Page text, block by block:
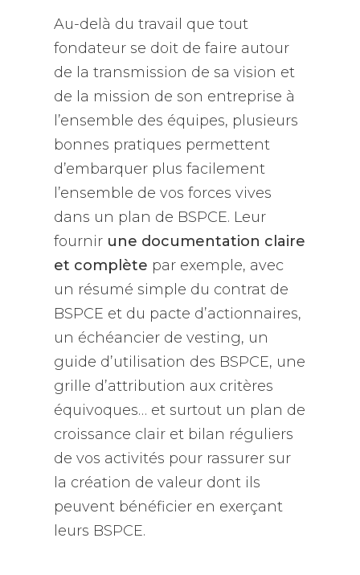
Au-delà du travail que tout
fondateur se doit de faire autour
de la transmission de sa vision et
de la mission de son entreprise à
l’ensemble des équipes, plusieurs
bonnes pratiques permettent
d’embarquer plus facilement
l’ensemble de vos forces vives
dans un plan de BSPCE. Leur
fournir une documentation claire
et complète par exemple, avec
un résumé simple du contrat de
BSPCE et du pacte d’actionnaires,
un échéancier de vesting, un
guide d’utilisation des BSPCE, une
grille d’attribution aux critères
équivoques… et surtout un plan de
croissance clair et bilan réguliers
de vos activités pour rassurer sur
la création de valeur dont ils
peuvent bénéficier en exerçant
leurs BSPCE.